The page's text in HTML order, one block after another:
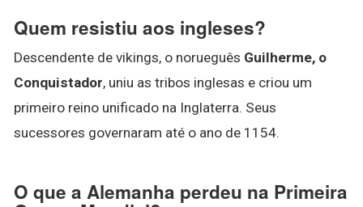
Quem resistiu aos ingleses?
Descendente de vikings, o norueguês Guilherme, o
Conquistador, uniu as tribos inglesas e criou um
primeiro reino unificado na Inglaterra. Seus
sucessores governaram até o ano de 1154.
O que a Alemanha perdeu na Primeira